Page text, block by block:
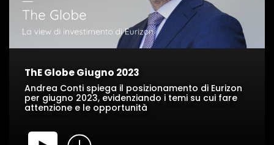
ThE Globe Giugno 2023
Andrea Conti spiega il posizionamento di Eurizon
per giugno 2023, evidenziando i temi su cui fare
attenzione e le opportunità